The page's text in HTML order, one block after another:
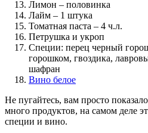
Лимон – половинка
Лайм – 1 штука
Томатная паста – 4 ч.л.
Петрушка и укроп
Специи: перец черный
горошком, гвоздика,
шафран
Вино белое
Не пугайтесь, вам просто
много продуктов, на самом деле
специи и вино.